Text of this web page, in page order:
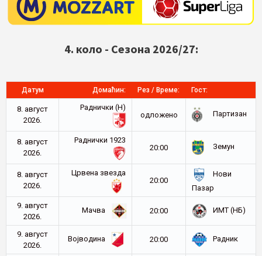
4. коло - Сезона 2026/27:
Датум Домаћин: Рез / Време: Гост:
8. август
2026.
Раднички (Н)
oдложено
Партизан
8. август
2026.
Раднички 1923
20:00
Земун
8. август
2026.
Црвена звезда
20:00
Нови
Пазар
9. август
2026.
Мачва 20:00 ИМТ (НБ)
9. август
2026.
Војводина 20:00 Радник